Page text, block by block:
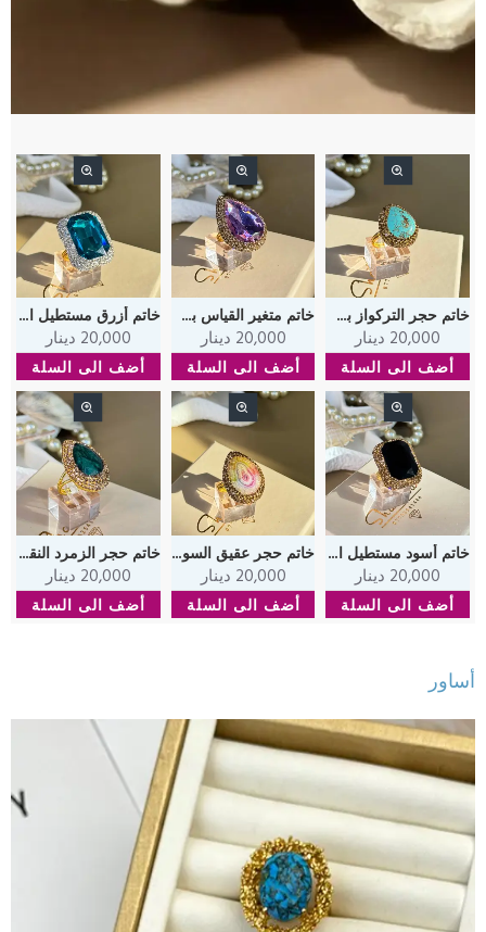
خاتم حجر التركواز بشذرة على شكل قطرة مرصعة بشذرات ذهبية مطلية بماء الذهب
20,000 دينار
أضف الى السلة
خاتم متغير القياس بشذرة شكل قطرة مرصعة بشذرات ذهبية مطلية بماء الذهب
20,000 دينار
أضف الى السلة
خاتم أزرق مستطيل الشكل و مرصع بشذرات و مطلي بماء الذهب
20,000 دينار
أضف الى السلة
خاتم أسود مستطيل الشكل و مرصع بشذرات و مطلي بماء الذهب
20,000 دينار
أضف الى السلة
خاتم حجر عقيق السولار الملون المطحون على شكل قطرة مرصعة بشذرات ذهبية مطلي بماء الذهب
20,000 دينار
أضف الى السلة
خاتم حجر الزمرد النقي بشكل دمعة مرصعة بشذرات ذهبية مطلي بماء الذهب
20,000 دينار
أضف الى السلة
أساور